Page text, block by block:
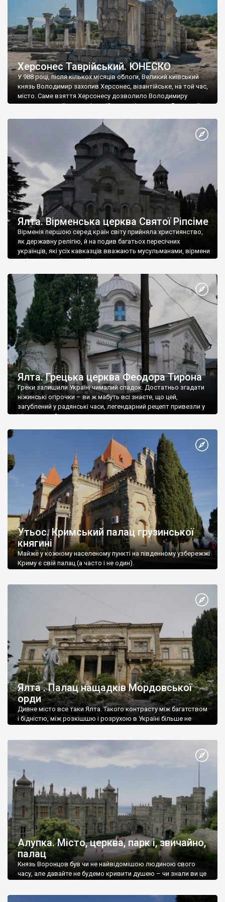
Херсонес Таврійський. ЮНЕСКО
У 988 році, після кількох місяців облоги, Великий київський
князь Володимир захопив Херсонес, візантійське, на той час,
місто. Саме взяття Херсонесу дозволило Володимиру
диктувати свої умови візантійському імператору Василю ІІ, та
Херсонесі Володимир-язичник, став Василем-християнином.
А потім було Хрещення Русі. На честь Херсонесу Таврійського
Ялта. Вірменська церква Святої Ріпсіме
Вірменія першою серед країн світу прийняла християнство,
як державну релігію, й на подив багатьох пересічних
українців, які усіх кавказців вважають мусульманами, вірмени
є відданими вірянами Христа
Ялта. Грецька церква Феодора Тирона
Греки залишили Україні чималий спадок. Достатньо згадати
ніжинські огірочки – ви ж мабуть всі знаєте, що цей,
загублений у радянські часи, легендарний рецепт привезли у
Ніжин греки?
Утьос. Кримський палац грузинської
княгині
Майже у кожному населеному пункті на південному узбережжі
Криму є свій палац (а часто і не один).
Ялта . Палац нащадків Мордовської
орди
Дивне місто все таки Ялта. Такого контрасту між багатством
і бідністю, між розкішшю і розрухою в Україні більше не
Алупка. Місто, церква, парк і, звичайно,
палац
Князь Воронцов був чи не найвідомішою людиною свого
часу, але давайте не будемо кривити душею – чи знали ви це